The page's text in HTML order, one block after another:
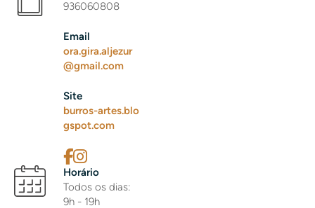
936060808
Email
ora.gira.aljezur
@gmail.com
Site
burros-artes.blo
gspot.com
Horário
Todos os dias:
9h - 19h